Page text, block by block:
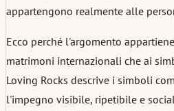
appartengono realmente alle
Ecco perché l'argomento
matrimoni internazionali che ai
Loving Rocks descrive i simboli
l'impegno visibile, ripetibile e